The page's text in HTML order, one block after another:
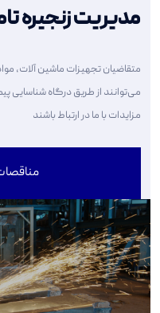
مدیریت زنجیره
متقاضیان تجهیزات ماشین آلات،
می‌توانند از طریق درگاه شناسایی
مزایدات با ما در ارتباط باشند